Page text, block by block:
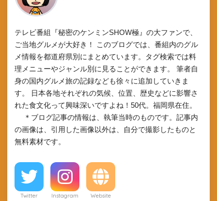
テレビ番組『秘密のケンミンSHOW極』の大ファンで、
ご当地グルメが大好き！ このブログでは、番組内のグル
メ情報を都道府県別にまとめています。タグ検索では料
理メニューやジャンル別に見ることができます。 筆者自
身の国内グルメ旅の記録なども徐々に追加していきま
す。 日本各地それぞれの気候、位置、歴史などに影響さ
れた食文化って興味深いですよね！50代。福岡県在住。
＊ブログ記事の情報は、執筆当時のものです。記事内
の画像は、引用した画像以外は、自分で撮影したものと
無料素材です。
Twitter Instagram Website